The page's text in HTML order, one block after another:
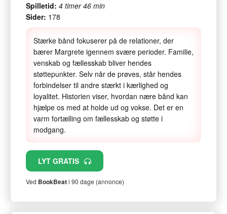
Spilletid: 4 timer 46 min
Sider: 178
Stærke bånd fokuserer på de relationer, der
bærer Margrete igennem svære perioder. Familie,
venskab og fællesskab bliver hendes
støttepunkter. Selv når de prøves, står hendes
forbindelser til andre stærkt i kærlighed og
loyalitet. Historien viser, hvordan nære bånd kan
hjælpe os med at holde ud og vokse. Det er en
varm fortælling om fællesskab og støtte i
modgang.
LYT GRATIS
Ved BookBeati 90 dage (annonce)